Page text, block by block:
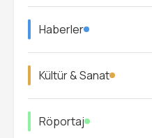
Haberler
Kültür & Sanat
Röportaj